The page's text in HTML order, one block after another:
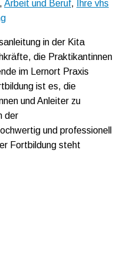
, Arbeit und Beruf,
Ihre vhs
in der Kita
die Praktikantinnen
im Lernort Praxis
ist es, die
und Anleiter zu
der
und professionell
Fortbildung steht